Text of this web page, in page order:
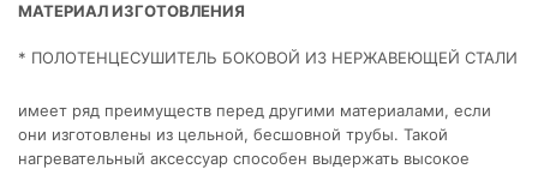
МАТЕРИАЛ ИЗГОТОВЛЕНИЯ
* ПОЛОТЕНЦЕСУШИТЕЛЬ БОКОВОЙ ИЗ НЕРЖАВЕЮЩЕЙ СТАЛИ
имеет ряд преимуществ перед другими материалами, если
они изготовлены из цельной, бесшовной трубы. Такой
нагревательный аксессуар способен выдержать высокое